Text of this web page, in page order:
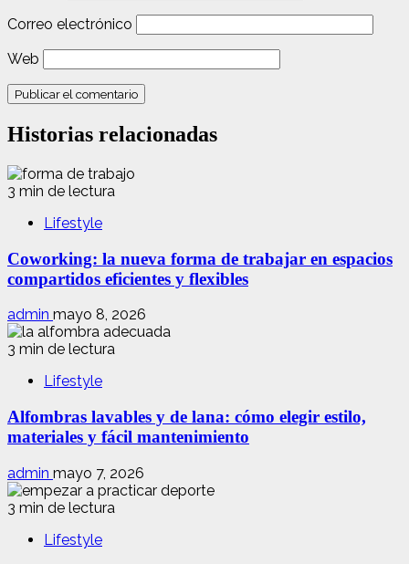
Correo electrónico
Web
Historias relacionadas
3 min de lectura
Lifestyle
Coworking: la nueva forma de trabajar en espacios
compartidos eficientes y flexibles
admin mayo 8, 2026
3 min de lectura
Lifestyle
Alfombras lavables y de lana: cómo elegir estilo,
materiales y fácil mantenimiento
admin mayo 7, 2026
3 min de lectura
Lifestyle